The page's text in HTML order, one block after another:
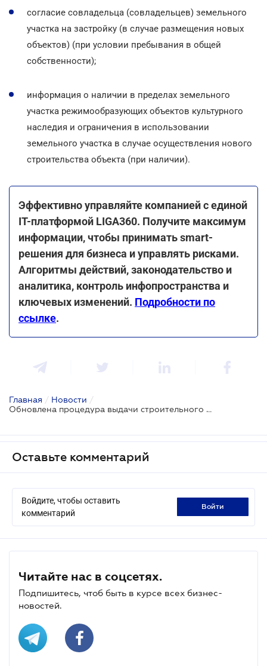
согласие совладельца (совладельцев) земельного
участка на застройку (в случае размещения новых
объектов) (при условии пребывания в общей
собственности);
информация о наличии в пределах земельного
участка режимообразующих объектов культурного
наследия и ограничения в использовании
земельного участка в случае осуществления нового
строительства объекта (при наличии).
Эффективно управляйте компанией с единой
ІТ-платформой LIGA360. Получите максимум
информации, чтобы принимать smart-
решения для бизнеса и управлять рисками.
Алгоритмы действий, законодательство и
аналитика, контроль инфопространства и
ключевых изменений. Подробности по
ссылке.
Главная / Новости /
Обновлена процедура выдачи строительного паспорта застройки земельного участка
Оставьте комментарий
Войдите, чтобы оставить
комментарий
войти
Читайте нас в соцсетях.
Подпишитесь, чтоб быть в курсе всех бизнес-
новостей.